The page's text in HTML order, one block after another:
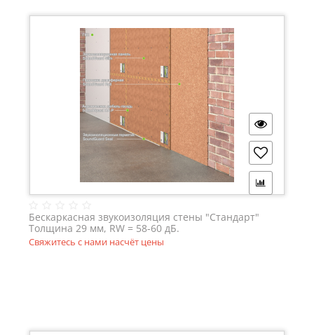
Бескаркасная звукоизоляция стены "Стандарт"
Толщина 29 мм, RW = 58-60 дБ.
Свяжитесь с нами насчёт цены